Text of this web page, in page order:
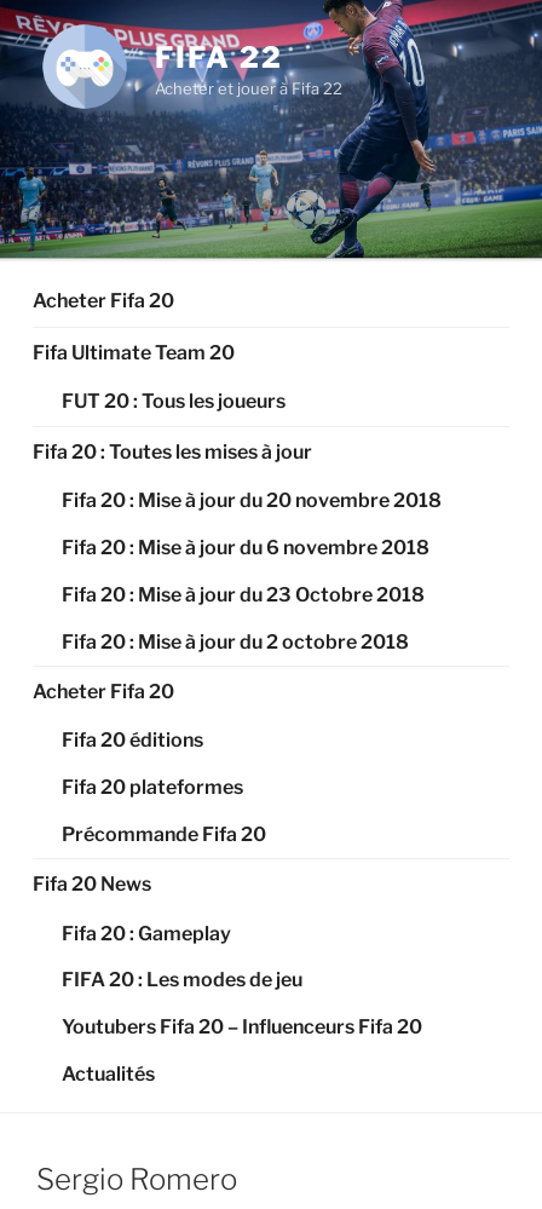
Aller
au
contenu
principal
FIFA 22
Acheter et jouer à Fifa 22
Acheter Fifa 20
Fifa Ultimate Team 20
FUT 20 : Tous les joueurs
Fifa 20 : Toutes les mises à jour
Fifa 20 : Mise à jour du 20 novembre 2018
Fifa 20 : Mise à jour du 6 novembre 2018
Fifa 20 : Mise à jour du 23 Octobre 2018
Fifa 20 : Mise à jour du 2 octobre 2018
Acheter Fifa 20
Fifa 20 éditions
Fifa 20 plateformes
Précommande Fifa 20
Fifa 20 News
Fifa 20 : Gameplay
FIFA 20 : Les modes de jeu
Youtubers Fifa 20 – Influenceurs Fifa 20
Actualités
Sergio Romero